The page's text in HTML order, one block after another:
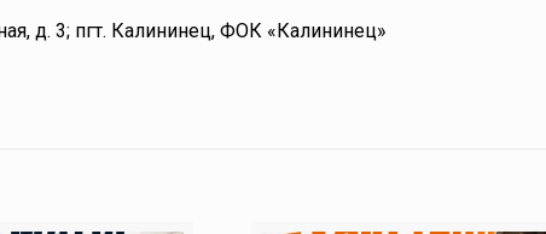
д. 3; пгт. Калининец, ФОК «Калининец»